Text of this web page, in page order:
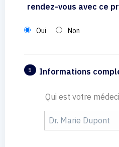
rendez-vous avec ce
Oui Non
5 Informations
Qui est votre